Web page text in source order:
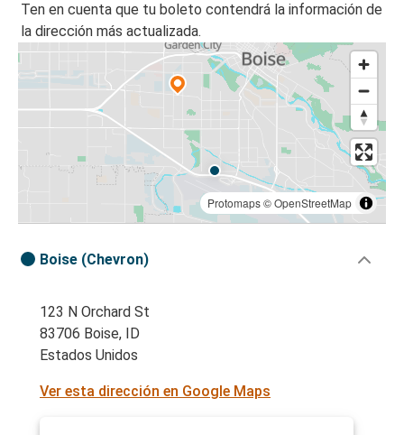
Ten en cuenta que tu boleto contendrá la información de
la dirección más actualizada.
Protomaps©OpenStreetMap
Boise (Chevron)
123 N Orchard St
83706 Boise, ID
Estados Unidos
Ver esta dirección en Google Maps